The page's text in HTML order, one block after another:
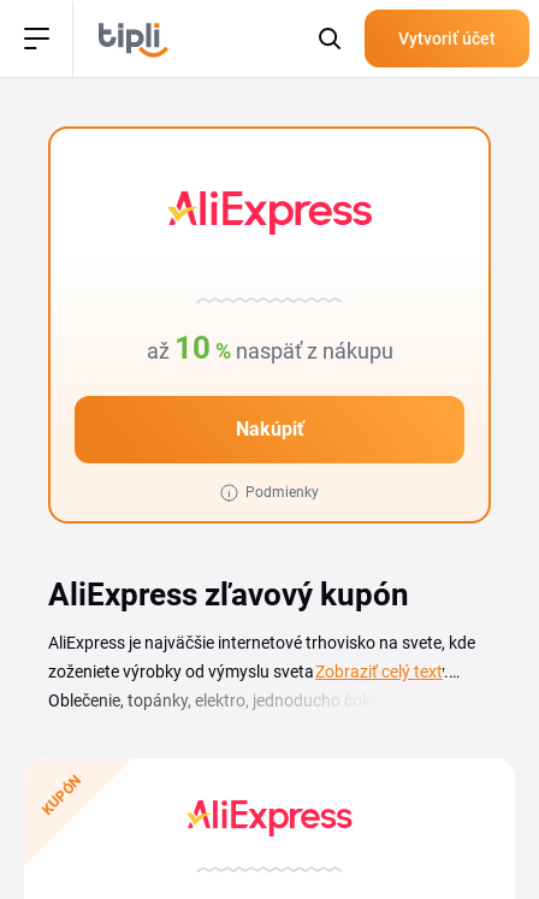
Vytvoriť účet
až 10 % naspäť z nákupu
Nakúpiť
Podmienky
AliExpress zľavový kupón
AliExpress je najväčšie internetové trhovisko na svete, kde
zoženiete výrobky od výmyslu sveta za priaznivé ceny.
Oblečenie, topánky, elektro, jednoducho čokoľvek, čo vám
a výpredajoch, ktoré každého potešia. Výhodné ponuky
nájdete v každej kategórii produktov, stačí sledovať
Ponorte sa do sveta nekonečných možností a zliav.
Zobraziť celý text
KUPÓN